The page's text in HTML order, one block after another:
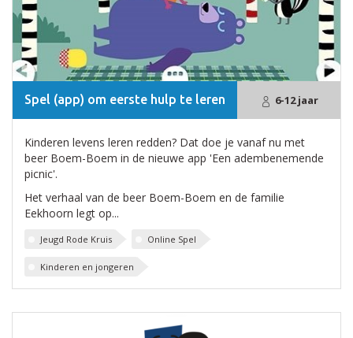
Spel (app) om eerste hulp te leren 6-12 jaar
Kinderen levens leren redden? Dat doe je vanaf nu met
beer Boem-Boem in de nieuwe app 'Een adembenemende
picnic'.
Het verhaal van de beer Boem-Boem en de familie
Eekhoorn legt op...
Jeugd Rode Kruis Online Spel
Kinderen en jongeren